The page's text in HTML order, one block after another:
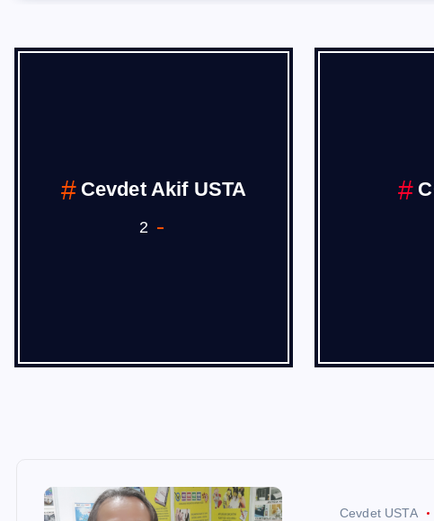
DIŞ TİCARET
17
Cevdet USTA